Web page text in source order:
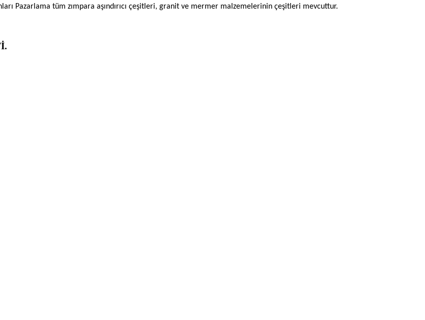
Pazarlama tüm zımpara aşındırıcı çeşitleri, granit ve mermer malzemelerinin çeşitleri mevcuttur.